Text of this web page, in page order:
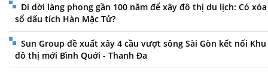
Di dời làng phong gần 100 năm để xây đô thị du lịch: Có xóa
sổ dấu tích Hàn Mặc Tử?
Sun Group đề xuất xây 4 cầu vượt sông Sài Gòn kết nối Khu
đô thị mới Bình Quới - Thanh Đa